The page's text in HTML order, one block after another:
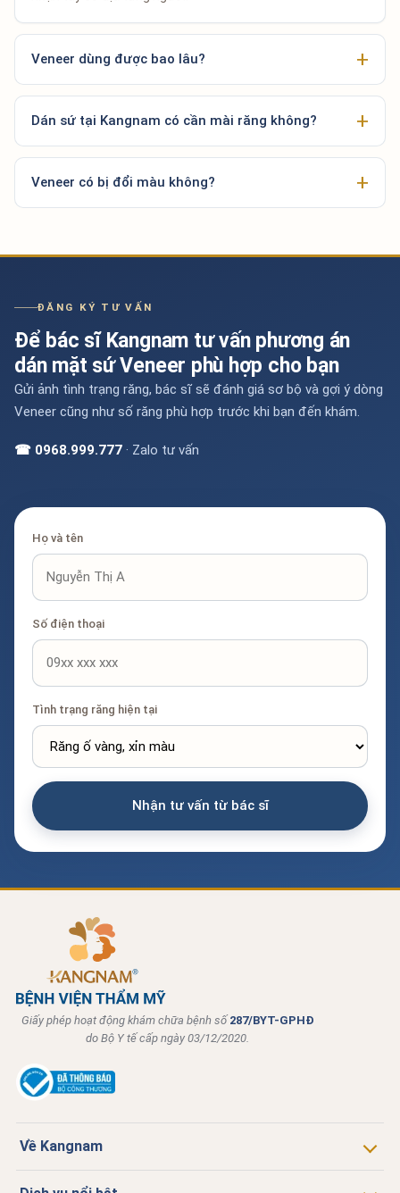
Veneer dùng được bao lâu?
Dán sứ tại Kangnam có cần mài răng không?
Veneer có bị đổi màu không?
ĐĂNG KÝ TƯ VẤN
Để bác sĩ Kangnam tư vấn phương án
dán mặt sứ Veneer phù hợp cho bạn
Gửi ảnh tình trạng răng, bác sĩ sẽ đánh giá sơ bộ và gợi ý dòng
Veneer cũng như số răng phù hợp trước khi bạn đến khám.
☎ 0968.999.777 · Zalo tư vấn
Họ và tên
Số điện thoại
Tình trạng răng hiện tại
Giấy phép hoạt động khám chữa bệnh số 287/BYT-GPHĐ
do Bộ Y tế cấp ngày 03/12/2020.
Về Kangnam